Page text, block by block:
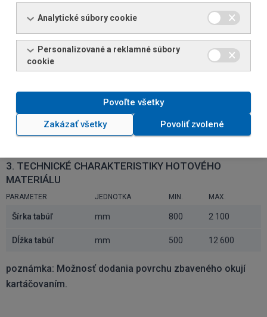
2. ROZMEROVÉ PARAMETRE VSTUPNÉHO ZVITKU
PARAMETER JEDNOTKA MIN. MAX.
Šírka zvitkov mm 800
mm 800
Hmotnosť t 30
3. TECHNICKÉ CHARAKTERISTIKY HOTOVÉHO
MATERIÁLU
PARAMETER JEDNOTKA MIN. MAX.
Šírka tabúľ mm 800 2 100
Dĺžka tabúľ mm 500 12 600
poznámka: Možnosť dodania povrchu zbaveného okují
kartáčovaním.
Analytické súbory cookie
Personalizované a reklamné súbory
cookie
Povoľte všetky
Zakázať všetky Povoliť zvolené